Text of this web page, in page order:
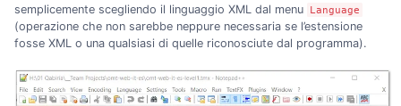
semplicemente scegliendo il linguaggio XML dal menu
Language
(operazione che non sarebbe neppure necessaria se l’estensione
fosse XML o una qualsiasi di quelle riconosciute dal programma).